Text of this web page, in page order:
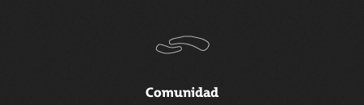
Comunidad